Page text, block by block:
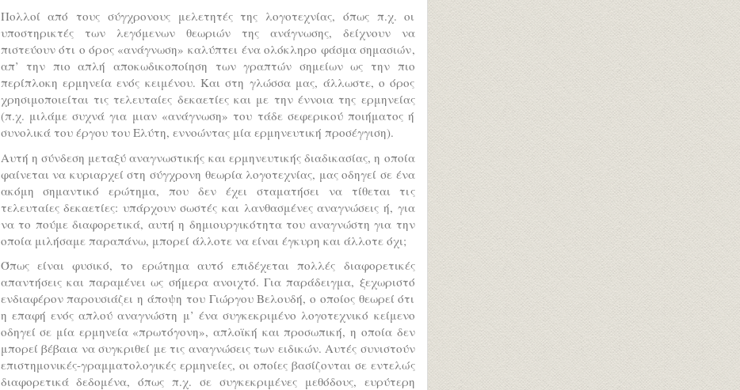
Πολλοί από τους σύγχρονους μελετητές της λογοτεχνίας, όπως π.χ. οι
υποστηρικτές των λεγόμενων θεωριών της ανάγνωσης, δείχνουν να
πιστεύουν ότι ο όρος «ανάγνωση» καλύπτει ένα ολόκληρο φάσμα σημασιών,
απ’ την πιο απλή αποκωδικοποίηση των γραπτών σημείων ως την πιο
περίπλοκη ερμηνεία ενός κειμένου. Και στη γλώσσα μας, άλλωστε, ο όρος
χρησιμοποιείται τις τελευταίες δεκαετίες και με την έννοια της ερμηνείας
(π.χ. μιλάμε συχνά για μιαν «ανάγνωση» του τάδε σεφερικού ποιήματος ή
συνολικά του έργου του Ελύτη, εννοώντας μία ερμηνευτική προσέγγιση).
Αυτή η σύνδεση μεταξύ αναγνωστικής και ερμηνευτικής διαδικασίας, η οποία
φαίνεται να κυριαρχεί στη σύγχρονη θεωρία λογοτεχνίας, μας οδηγεί σε ένα
ακόμη σημαντικό ερώτημα, που δεν έχει σταματήσει να τίθεται τις
τελευταίες δεκαετίες: υπάρχουν σωστές και λανθασμένες αναγνώσεις ή, για
να το πούμε διαφορετικά, αυτή η δημιουργικότητα του αναγνώστη για την
οποία μιλήσαμε παραπάνω, μπορεί άλλοτε να είναι έγκυρη και άλλοτε όχι;
Όπως είναι φυσικό, το ερώτημα αυτό επιδέχεται πολλές διαφορετικές
απαντήσεις και παραμένει ως σήμερα ανοιχτό. Για παράδειγμα, ξεχωριστό
ενδιαφέρον παρουσιάζει η άποψη του Γιώργου Βελουδή, ο οποίος θεωρεί ότι
η επαφή ενός απλού αναγνώστη μ’ ένα συγκεκριμένο λογοτεχνικό κείμενο
οδηγεί σε μία ερμηνεία «πρωτόγονη», απλοϊκή και προσωπική, η οποία δεν
μπορεί βέβαια να συγκριθεί με τις αναγνώσεις των ειδικών. Αυτές συνιστούν
επιστημονικές-γραμματολογικές ερμηνείες, οι οποίες βασίζονται σε εντελώς
διαφορετικά δεδομένα, όπως π.χ. σε συγκεκριμένες μεθόδους, ευρύτερη